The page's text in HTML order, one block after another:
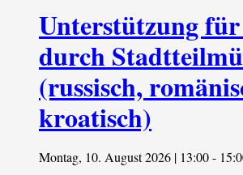
Unterstützung
durch
(russisch,
kroatisch)
Montag, 10. August 2026 | 13:00-